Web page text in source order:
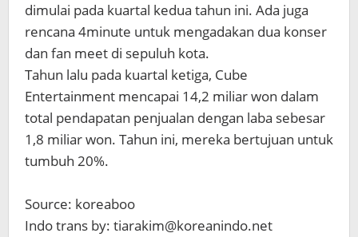
dimulai pada kuartal kedua tahun ini. Ada juga
rencana 4minute untuk mengadakan dua konser
dan fan meet di sepuluh kota.
Tahun lalu pada kuartal ketiga, Cube
Entertainment mencapai 14,2 miliar won dalam
total pendapatan penjualan dengan laba sebesar
1,8 miliar won. Tahun ini, mereka bertujuan untuk
tumbuh 20%.
Source: koreaboo
Indo trans by: tiarakim@koreanindo.net